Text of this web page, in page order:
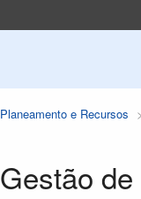
Planeamento e Recursos
Gestão